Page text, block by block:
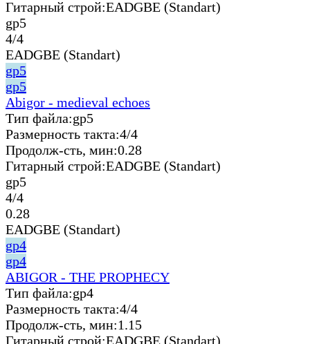
Гитарный строй:EADGBE (Standart)
gp5
4/4
EADGBE (Standart)
gp5
gp5
Abigor - medieval echoes
Тип файла:gp5
Размерность такта:4/4
Продолж-сть, мин:0.28
Гитарный строй:EADGBE (Standart)
gp5
4/4
0.28
EADGBE (Standart)
gp4
gp4
ABIGOR - THE PROPHECY
Тип файла:gp4
Размерность такта:4/4
Продолж-сть, мин:1.15
Гитарный строй:EADGBE (Standart)